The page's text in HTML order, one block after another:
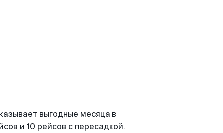
выгодные месяца в
и 10 рейсов с пересадкой.